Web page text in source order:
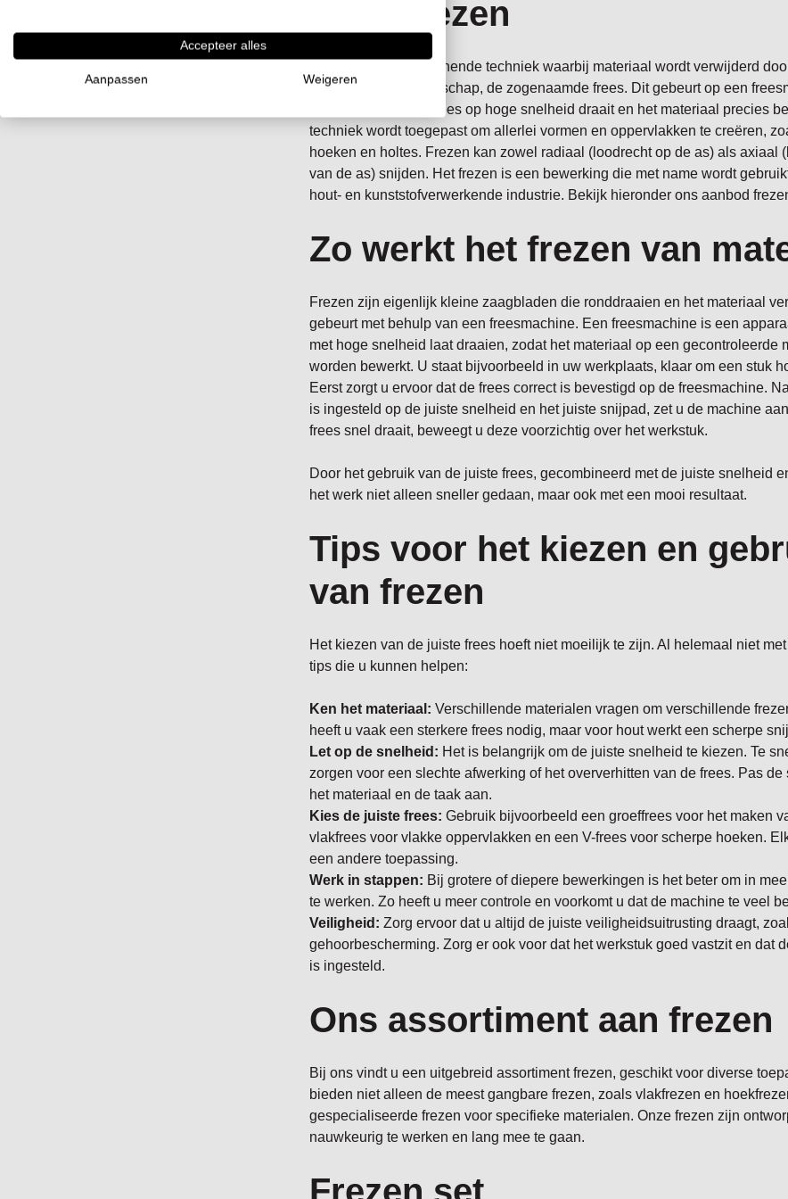
Dit is frezen
Frezen is een verspanende techniek waarbij materiaal wordt verwijderd
een draaiend gereedschap, de zogenaamde frees. Dit gebeurt op een
ervoor zorgt dat de frees op hoge snelheid draait en het materiaal precies
techniek wordt toegepast om allerlei vormen en oppervlakken te creëren,
hoeken en holtes. Frezen kan zowel radiaal (loodrecht op de as) als axiaal
van de as) snijden. Het frezen is een bewerking die met name wordt
hout- en kunststofverwerkende industrie. Bekijk hieronder ons aanbod
Zo werkt het frezen van
Frezen zijn eigenlijk kleine zaagbladen die ronddraaien en het materiaal
gebeurt met behulp van een freesmachine. Een freesmachine is een
met hoge snelheid laat draaien, zodat het materiaal op een gecontroleerde
worden bewerkt. U staat bijvoorbeeld in uw werkplaats, klaar om een stuk
Eerst zorgt u ervoor dat de frees correct is bevestigd op de freesmachine.
is ingesteld op de juiste snelheid en het juiste snijpad, zet u de machine
frees snel draait, beweegt u deze voorzichtig over het werkstuk.
Door het gebruik van de juiste frees, gecombineerd met de juiste snelheid
het werk niet alleen sneller gedaan, maar ook met een mooi resultaat.
Tips voor het kiezen en
van frezen
Het kiezen van de juiste frees hoeft niet moeilijk te zijn. Al helemaal niet
tips die u kunnen helpen:
Ken het materiaal: Verschillende materialen vragen om verschillende
heeft u vaak een sterkere frees nodig, maar voor hout werkt een scherpe
Let op de snelheid: Het is belangrijk om de juiste snelheid te kiezen. Te
zorgen voor een slechte afwerking of het oververhitten van de frees. Pas de
het materiaal en de taak aan.
Kies de juiste frees: Gebruik bijvoorbeeld een groeffrees voor het maken
vlakfrees voor vlakke oppervlakken en een V-frees voor scherpe hoeken.
een andere toepassing.
Werk in stappen: Bij grotere of diepere bewerkingen is het beter om in
te werken. Zo heeft u meer controle en voorkomt u dat de machine te veel
Veiligheid: Zorg ervoor dat u altijd de juiste veiligheidsuitrusting draagt,
gehoorbescherming. Zorg er ook voor dat het werkstuk goed vastzit en dat
is ingesteld.
Ons assortiment aan frezen
Bij ons vindt u een uitgebreid assortiment frezen, geschikt voor diverse
bieden niet alleen de meest gangbare frezen, zoals vlakfrezen en
gespecialiseerde frezen voor specifieke materialen. Onze frezen zijn
nauwkeurig te werken en lang mee te gaan.
Frezen set
Accepteer alles
Aanpassen Weigeren